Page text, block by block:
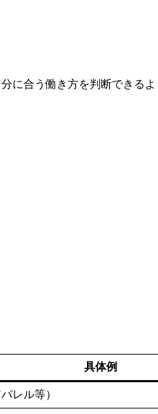
に合う働き方を判断できるよ
具体例
レル等）